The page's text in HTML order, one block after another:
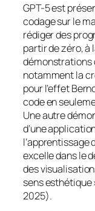
GPT-5 est
codage sur le
rédiger des
partir de zéro, à
démonstrations
notamment la
pour l’effet
code en
Une autre
d’une
l’apprentissage
excelle dans le
des
sens esthétique
2025).